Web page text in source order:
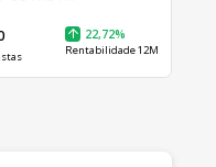
22,72%
Rentabilidade 12M